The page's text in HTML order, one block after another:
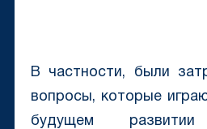
В частности, были
вопросы, которые
будущем